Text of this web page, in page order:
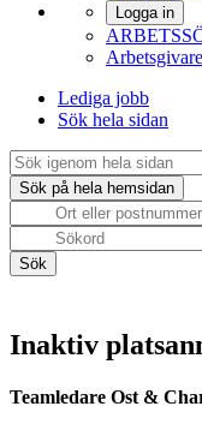
Logga in
Arbetsgivare
Lediga jobb
Sök hela sidan
Inaktiv
Teamledare Ost &